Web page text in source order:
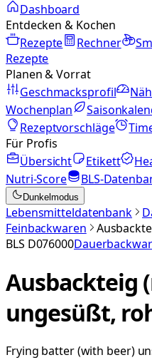
Dashboard
Entdecken & Kochen
Rezepte
Rechner
Rezepte
Planen & Vorrat
Geschmacksprofil
Wochenplan
Rezeptvorschläge
Für Profis
Übersicht
Etikett
Nutri-Score
BLS-
Dunkelmodus
Lebensmitteldatenbank
Feinbackwaren
BLS D076000
Ausbackteig
ungesüßt,
Frying batter (with beer)